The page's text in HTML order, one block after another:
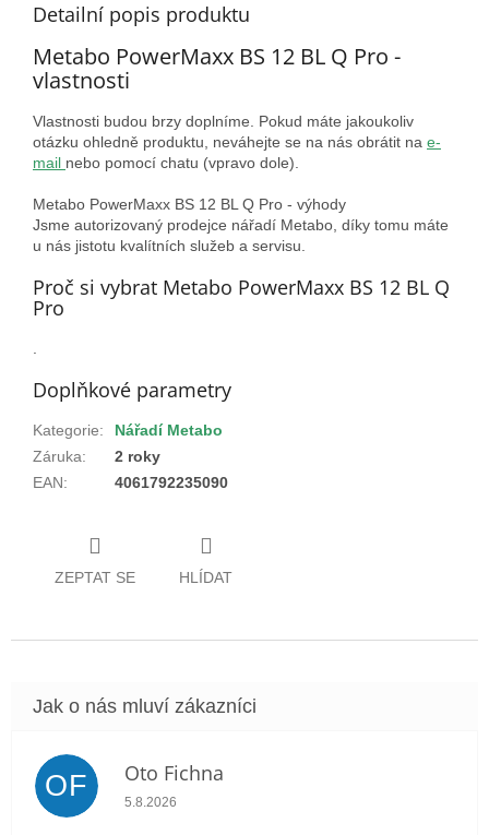
Detailní popis produktu
Metabo PowerMaxx BS 12 BL Q Pro -
vlastnosti
Vlastnosti budou brzy doplníme. Pokud máte jakoukoliv
otázku ohledně produktu, neváhejte se na nás obrátit na e-
mail nebo pomocí chatu (vpravo dole).
Metabo PowerMaxx BS 12 BL Q Pro - výhody
Jsme autorizovaný prodejce nářadí Metabo, díky tomu máte
u nás jistotu kvalítních služeb a servisu.
Proč si vybrat Metabo PowerMaxx BS 12 BL Q
Pro
Doplňkové parametry
Kategorie:
Nářadí Metabo
Záruka:
2 roky
EAN: 4061792235090
ZEPTAT SE HLÍDAT
OF Oto Fichna
Hodnocení obchodu je 5 z 5 hvězdiček.
5.8.2026